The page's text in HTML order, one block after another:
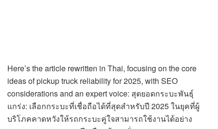
Here’s the article rewritten in Thai, focusing on the core
ideas of pickup truck reliability for 2025, with SEO
considerations and an expert voice: สุดยอดกระบะพันธุ์
แกร่ง: เลือกกระบะที่เชื่อถือได้ที่สุดสำหรับปี 2025 ในยุคที่ผู้
บริโภคคาดหวังให้รถกระบะคู่ใจสามารถใช้งานได้อย่าง